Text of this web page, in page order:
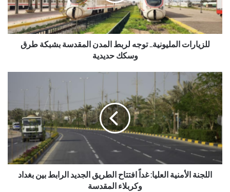
للزيارات المليونية.. توجه لربط المدن المقدسة بشبكة طرق
وسكك حديدية
اللجنة الأمنية العليا: غداً افتتاح الطريق الجديد الرابط بين بغداد
وكربلاء المقدسة